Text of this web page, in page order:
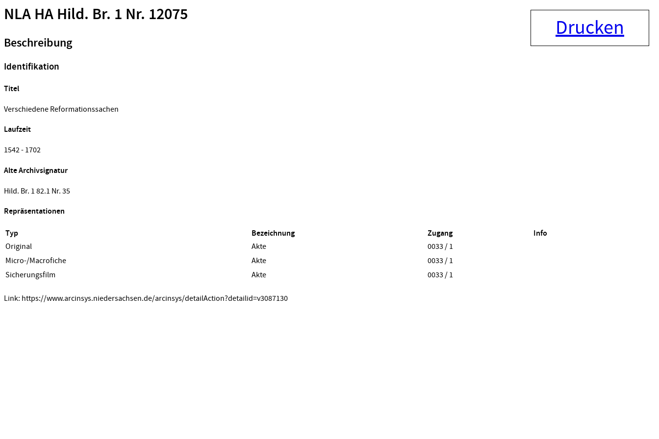
Drucken
NLA HA Hild. Br. 1 Nr. 12075
Beschreibung
Identifikation
Titel
Verschiedene Reformationssachen
Laufzeit
1542 - 1702
Alte Archivsignatur
Hild. Br. 1 82.1 Nr. 35
Repräsentationen
Typ Bezeichnung Zugang Info
Original Akte
0033 / 1
Micro-/Macrofiche
Akte
0033 / 1
Sicherungsfilm
Akte 0033 / 1
Link: https://www.arcinsys.niedersachsen.de/arcinsys/detailAction?detailid=v3087130